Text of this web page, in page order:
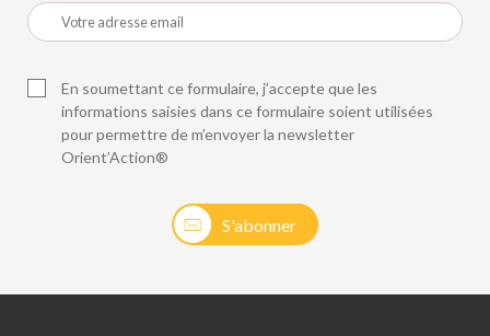
S'abonner
En soumettant ce formulaire, j’accepte que les
informations saisies dans ce formulaire soient utilisées
pour permettre de m’envoyer la newsletter
Orient’Action®